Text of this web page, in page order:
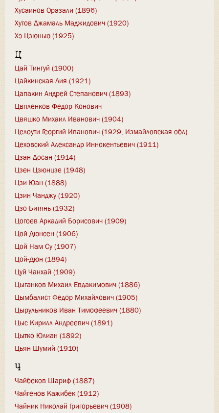
Хусаинов Оразали (1896)
Хутов Джамаль Маджидович (1920)
Хэ Цзюнью (1925)
Ц
Цай Тингуй (1900)
Цайкинская Лия (1921)
Цапакин Андрей Степанович (1893)
Цвпленков Федор Конович
Цвяшко Михаил Иванович (1904)
Целоути Георгий Иванович (1929, Измайловская обл)
Цеховский Александр Иннокентьевич (1911)
Цзан Досан (1914)
Цзен Цзюнцзе (1948)
Цзи Юан (1888)
Цзин Чанджу (1920)
Цзо Битянь (1932)
Цогоев Аркадий Борисович (1909)
Цой Дюнсен (1906)
Цой Нам Су (1907)
Цой-Дюн (1894)
Цуй Чанхай (1909)
Цыганков Михаил Евдакимович (1886)
Цымбалист Федор Михайлович (1905)
Цырульников Иван Тимофеевич (1880)
Цыс Кирилл Андреевич (1891)
Цытко Юлиан (1892)
Цьян Шумий (1910)
Ч
Чайбеков Шариф (1887)
Чайгенов Кажибек (1912)
Чайник Николай Григорьевич (1908)